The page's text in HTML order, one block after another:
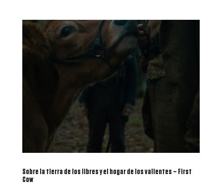
Sobre la tierra de los libres y el hogar de los valientes – First
Cow